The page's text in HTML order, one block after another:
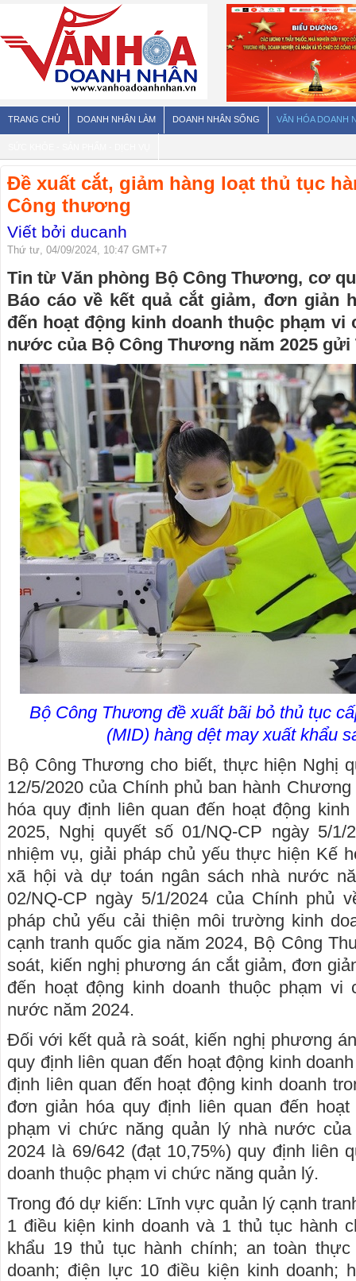
TRANG CHỦ DOANH NHÂN LÀM DOANH NHÂN SỐNG VĂN HÓA DOANH
Đề xuất cắt, giảm hàng loạt thủ tục
Công thương
Viết bởi ducanh
Thứ tư, 04/09/2024, 10:47 GMT+7
Tin từ Văn phòng Bộ Công Thương, cơ
Báo cáo về kết quả cắt giảm, đơn giản
đến hoạt động kinh doanh thuộc phạm vi
nước của Bộ Công Thương năm 2025
Bộ Công Thương đề xuất bãi bỏ thủ tục
(MID) hàng dệt may xuất khẩu
Bộ Công Thương cho biết, thực hiện Nghị
12/5/2020 của Chính phủ ban hành
hóa quy định liên quan đến hoạt động
2025, Nghị quyết số 01/NQ-CP ngày 5/
nhiệm vụ, giải pháp chủ yếu thực hiện Kế
xã hội và dự toán ngân sách nhà nước
02/NQ-CP ngày 5/1/2024 của Chính phủ
pháp chủ yếu cải thiện môi trường kinh
cạnh tranh quốc gia năm 2024, Bộ Công
soát, kiến nghị phương án cắt giảm, đơn
đến hoạt động kinh doanh thuộc phạm vi
nước năm 2024.
Đối với kết quả rà soát, kiến nghị phương
quy định liên quan đến hoạt động kinh
định liên quan đến hoạt động kinh doanh
đơn giản hóa quy định liên quan đến
phạm vi chức năng quản lý nhà nước
2024 là 69/642 (đạt 10,75%) quy định liên
doanh thuộc phạm vi chức năng quản lý.
Trong đó dự kiến: Lĩnh vực quản lý cạnh
1 điều kiện kinh doanh và 1 thủ tục hành
khẩu 19 thủ tục hành chính; an toàn
doanh; điện lực 10 điều kiện kinh doanh;